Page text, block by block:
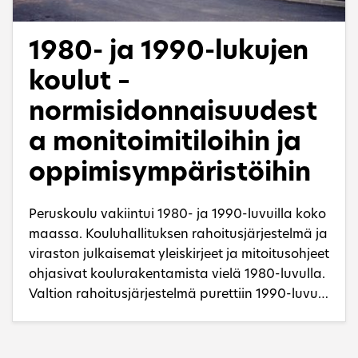
tarkastellaan etenkin niitä koskevien
1980- ja 1990-lukujen
koulut –
normisidonnaisuudest
a monitoimitiloihin ja
oppimisympäristöihin
Peruskoulu vakiintui 1980- ja 1990-luvuilla koko
maassa. Kouluhallituksen rahoitusjärjestelmä ja
viraston julkaisemat yleiskirjeet ja mitoitusohjeet
ohjasivat koulurakentamista vielä 1980-luvulla.
Valtion rahoitusjärjestelmä purettiin 1990-luvun